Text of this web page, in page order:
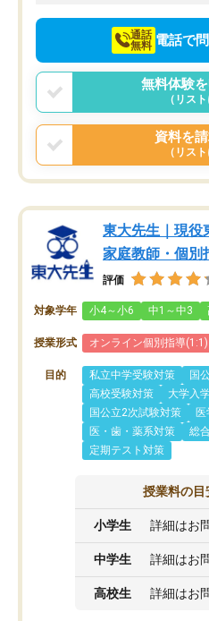
通話
無料 電話で
無料体験
（リス
資料を
（リス
東大先生｜現役
家庭教師・個別
評価
対象学年 小4～小6 中1～中3
授業形式 オンライン個別指導(1:1)
目的 私立中学受験対策
国
高校受験対策
大学入
国公立2次試験対策
医
医・歯・薬系対策
総
定期テスト対策
授業料の目
小学生 詳細はお
中学生 詳細はお
高校生 詳細はお